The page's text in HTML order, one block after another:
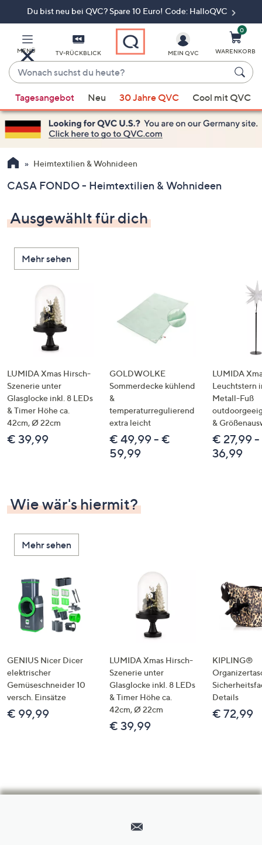
Du bist neu bei QVC? Spare 10 Euro! Code: HalloQVC
MENÜ TV-RÜCKBLICK
Wonach
suchst
du
heute?
Vorschläge
verfügbar
sind,
verwenden
Sie
Pfeiltasten
oben
und
nach
unten
oder
wischen
Touch-
Geräten
links
bzw.
rechts,
um
diese
anzuzeigen.
MEIN QVC
0
WARENKORB
Tagesangebot Neu 30 Jahre QVC Cool mit QVC
Heimtextilien & Wohnideen
CASA FONDO - Heimtextilien & Wohnideen
Ausgewählt für dich
Mehr sehen
LUMIDA Xmas Hirsch-
Szenerie unter
Glasglocke inkl. 8 LEDs
& Timer Höhe ca.
42cm, Ø 22cm
€ 39,99
GOLDWOLKE
Sommerdecke kühlend
&
temperaturregulierend
extra leicht
€ 49,99 - €
59,99
LUMIDA
Leuchtstern
Metall-Fuß
&
€ 27,99
36,99
Wie wär's hiermit?
Mehr sehen
GENIUS Nicer Dicer
elektrischer
Gemüseschneider 10
versch. Einsätze
€ 99,99
LUMIDA Xmas Hirsch-
Szenerie unter
Glasglocke inkl. 8 LEDs
& Timer Höhe ca.
42cm, Ø 22cm
€ 39,99
KIPLING®
Details
€ 72,99